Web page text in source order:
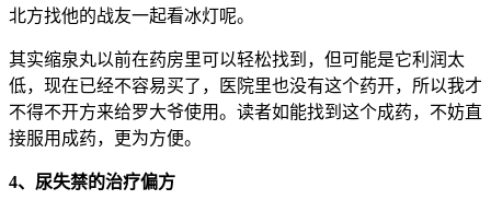
北方找他的战友一起看冰灯呢。
其实缩泉丸以前在药房里可以轻松找到，但可能是它利润太
低，现在已经不容易买了，医院里也没有这个药开，所以我才
不得不开方来给罗大爷使用。读者如能找到这个成药，不妨直
接服用成药，更为方便。
4、尿失禁的治疗偏方